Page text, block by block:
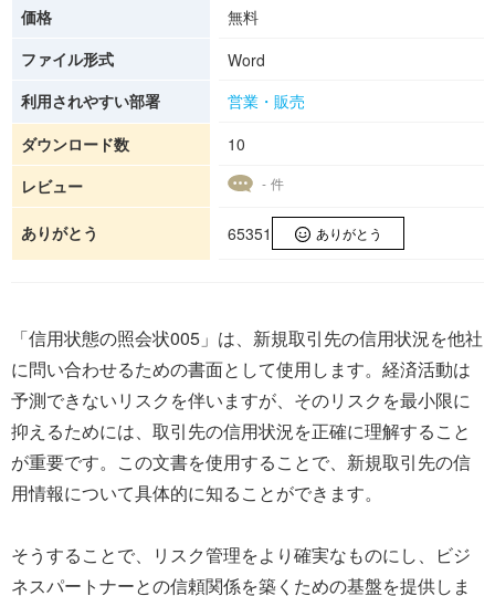
価格
無料
ファイル形式
Word
利用されやすい部署
営業・販売
ダウンロード数
10
レビュー
- 件
ありがとう 65351 ありがとう
「信用状態の照会状005」は、新規取引先の信用状況を他社
に問い合わせるための書面として使用します。経済活動は
予測できないリスクを伴いますが、そのリスクを最小限に
抑えるためには、取引先の信用状況を正確に理解すること
が重要です。この文書を使用することで、新規取引先の信
用情報について具体的に知ることができます。
そうすることで、リスク管理をより確実なものにし、ビジ
ネスパートナーとの信頼関係を築くための基盤を提供しま